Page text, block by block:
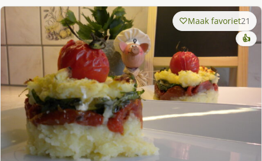
Maak favoriet21
👍